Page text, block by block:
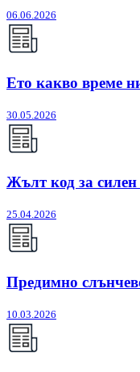
06.06.2026
Ето какво време
30.05.2026
Жълт код за силен
25.04.2026
Предимно
10.03.2026